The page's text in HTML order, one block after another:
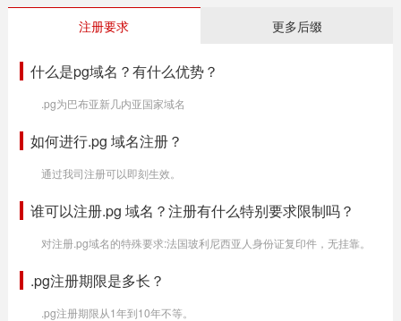
注册要求 更多后缀
什么是pg域名？有什么优势？
.pg为巴布亚新几内亚国家域名
如何进行.pg 域名注册？
通过我司注册可以即刻生效。
谁可以注册.pg 域名？注册有什么特别要求限制吗？
对注册.pg域名的特殊要求:法国玻利尼西亚人身份证复印件，无挂靠。
.pg注册期限是多长？
.pg注册期限从1年到10年不等。